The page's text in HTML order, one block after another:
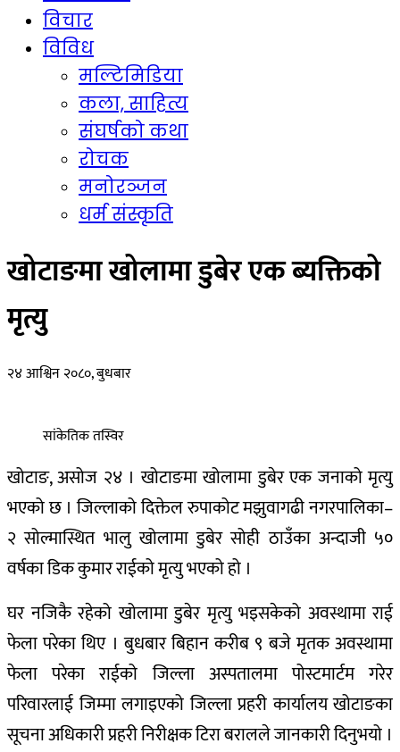
विचार
विविध
मल्टिमिडिया
कला, साहित्य
संघर्षको कथा
रोचक
मनोरञ्जन
धर्म संस्कृति
खोटाङमा खोलामा डुबेर एक ब्यक्तिको
मृत्यु
२४ आश्विन २०८०, बुधबार
सांकेतिक तस्विर
खोटाङ, असोज २४ । खोटाङमा खोलामा डुबेर एक जनाको मृत्यु
भएको छ । जिल्लाको दिक्तेल रुपाकोट मझुवागढी नगरपालिका–
२ सोल्मास्थित भालु खोलामा डुबेर सोही ठाउँका अन्दाजी ५०
वर्षका डिक कुमार राईको मृत्यु भएको हो ।
घर नजिकै रहेको खोलामा डुबेर मृत्यु भइसकेको अवस्थामा राई
फेला परेका थिए । बुधबार बिहान करीब ९ बजे मृतक अवस्थामा
फेला परेका राईको जिल्ला अस्पतालमा पोस्टमार्टम गरेर
परिवारलाई जिम्मा लगाइएको जिल्ला प्रहरी कार्यालय खोटाङका
सूचना अधिकारी प्रहरी निरीक्षक टिरा बरालले जानकारी दिनुभयो ।